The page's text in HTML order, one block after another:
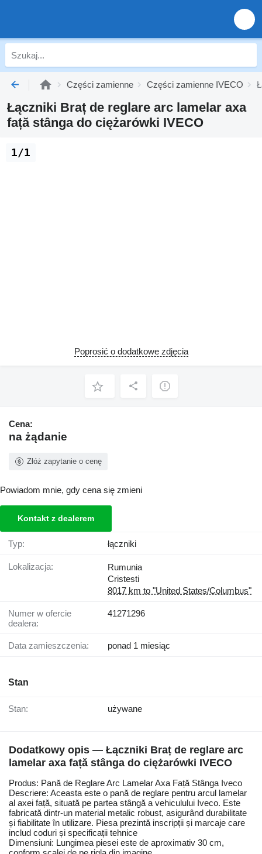
Części zamienne Części zamienne IVECO
Łączniki Braț de reglare arc lamelar axa
față stânga do ciężarówki IVECO
1/1
Poprosić o dodatkowe zdjęcia
Cena:
na żądanie
Złóż zapytanie o cenę
Powiadom mnie, gdy cena się zmieni
Kontakt z dealerem
Typ: łączniki
Lokalizacja:
Rumunia
Cristesti
8017 km to "United States/Columbus"
Numer w ofercie
dealera:
41271296
Data zamieszczenia: ponad 1 miesiąc
Stan
Stan: używane
Dodatkowy opis — Łączniki Braț de reglare arc
lamelar axa față stânga do ciężarówki IVECO
Produs: Pană de Reglare Arc Lamelar Axa Față Stânga Iveco
Descriere: Aceasta este o pană de reglare pentru arcul lamelar
al axei față, situată pe partea stângă a vehiculului Iveco. Este
fabricată dintr-un material metalic robust, asigurând durabilitate
și fiabilitate în utilizare. Piesa prezintă inscripții și marcaje care
includ coduri și specificații tehnice
Dimensiuni: Lungimea piesei este de aproximativ 30 cm,